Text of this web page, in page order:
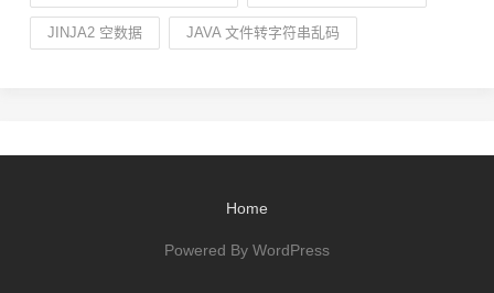
JINJA2 空数据 JAVA 文件转字符串乱码
Home
Powered By WordPress